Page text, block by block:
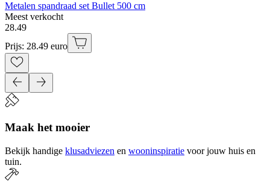
Metalen spandraad set Bullet 500 cm
Meest verkocht
28.49
Prijs: 28.49 euro
Maak het mooier
Bekijk handige klusadviezen en wooninspiratie voor jouw huis en
tuin.